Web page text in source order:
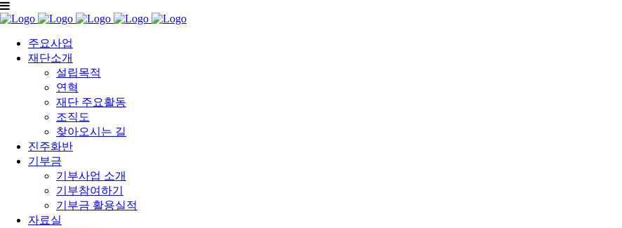
주요사업
재단소개
설립목적
연혁
재단 주요활동
조직도
찾아오시는 길
진주화반
기부금
기부사업 소개
기부참여하기
기부금 활용실적
자료실